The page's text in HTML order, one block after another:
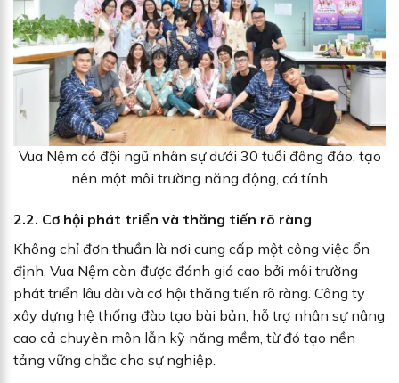
Vua Nệm có đội ngũ nhân sự dưới 30 tuổi đông đảo, tạo
nên một môi trường năng động, cá tính
2.2. Cơ hội phát triển và thăng tiến rõ ràng
Không chỉ đơn thuần là nơi cung cấp một công việc ổn
định, Vua Nệm còn được đánh giá cao bởi môi trường
phát triển lâu dài và cơ hội thăng tiến rõ ràng. Công ty
xây dựng hệ thống đào tạo bài bản, hỗ trợ nhân sự nâng
cao cả chuyên môn lẫn kỹ năng mềm, từ đó tạo nền
tảng vững chắc cho sự nghiệp.